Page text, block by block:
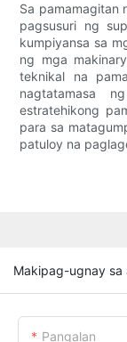
Sa pamamagitan
pagsusuri ng
kumpiyansa sa
ng mga
teknikal na
nagtatamasa
estratehikong
para sa
patuloy na
Makipag-ugnay sa
Pangalan